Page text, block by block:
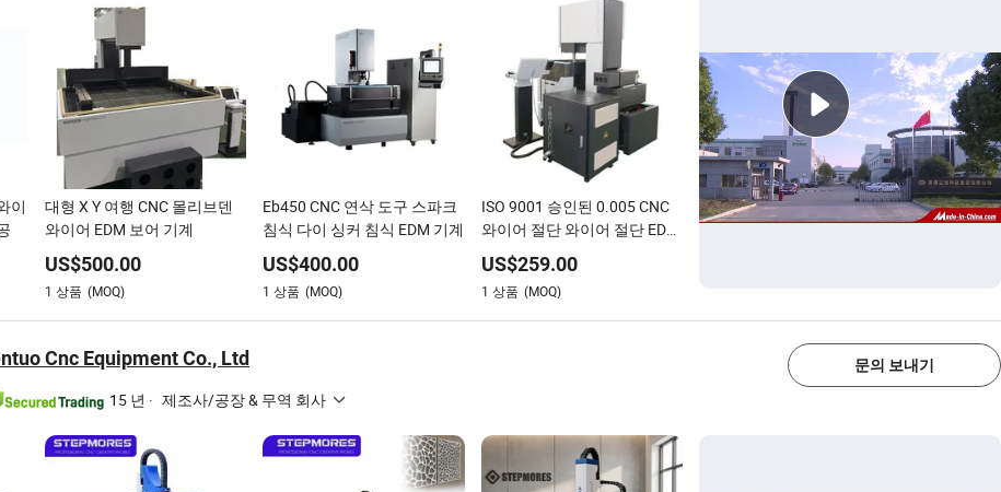
이
대형 X Y 여행 CNC 몰리브덴
와이어 EDM 보어 기계
US$500.00
1 상품 (MOQ)
Eb450 CNC 연삭 도구 스파크
침식 다이 싱커 침식 EDM 기계
US$400.00
1 상품 (MOQ)
ISO 9001 승인된 0.005 CNC
와이어 절단 와이어 절단 EDM
기계 OEM Hb400
US$259.00
1 상품 (MOQ)
Cnc Equipment Co., Ltd
15 년 · 제조사/공장 & 무역 회사
문의 보내기